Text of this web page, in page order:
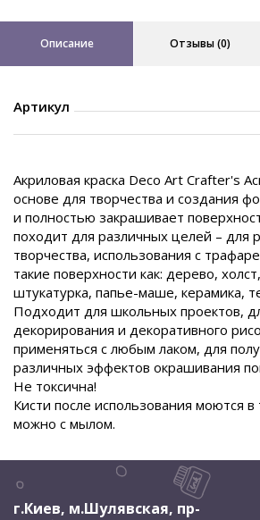
Описание Отзывы (0)
Артикул
Акриловая краска Deco Art Crafter's
основе для творчества и создания
и полностью закрашивает
походит для различных целей – для
творчества, использования с
такие поверхности как: дерево,
штукатурка, папье-маше, керамика,
Подходит для школьных проектов,
декорирования и декоративного
применяться с любым лаком, для
различных эффектов окрашивания
Не токсична!
Кисти после использования моются
можно с мылом.
г.Киев, м.Шулявская, пр-